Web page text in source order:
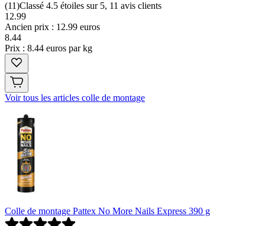
(11)Classé 4.5 étoiles sur 5, 11 avis clients
12.99
Ancien prix : 12.99 euros
8.44
Prix : 8.44 euros par kg
Voir tous les articles colle de montage
Colle de montage Pattex No More Nails Express 390 g